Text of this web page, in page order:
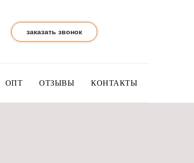
заказать звонок
ОПТ ОТЗЫВЫ КОНТАКТЫ